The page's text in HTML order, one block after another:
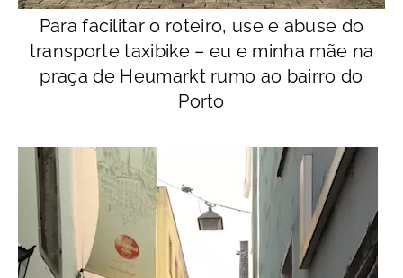
Para facilitar o roteiro, use e abuse do
transporte taxibike – eu e minha mãe na
praça de Heumarkt rumo ao bairro do
Porto